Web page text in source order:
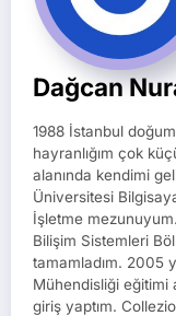
Dağcan
1988 İstanbul
hayranlığım çok
alanında kendimi
Üniversitesi
İşletme
Bilişim Sistemleri
tamamladım. 2005
Mühendisliği eğitimi
giriş yaptım.